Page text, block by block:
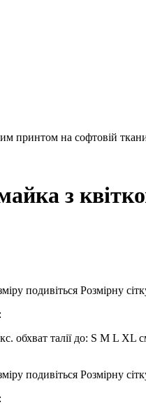
принтом на софтовій
з
подивіться Розмірну
обхват талії до: S M L XL
подивіться Розмірну